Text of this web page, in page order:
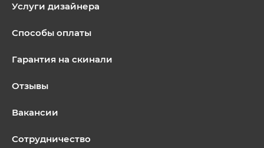
Услуги дизайнера
Способы оплаты
Гарантия на скинали
Отзывы
Вакансии
Сотрудничество